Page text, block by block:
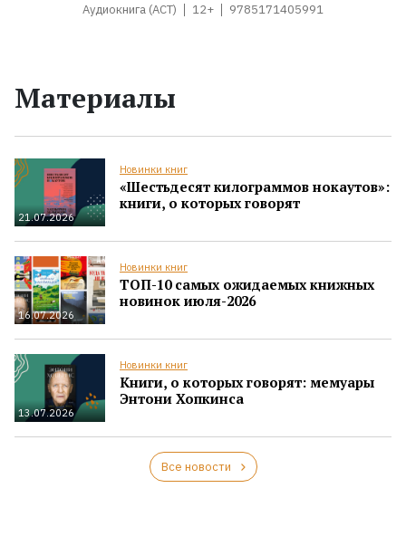
Аудиокнига (АСТ) 12+ 9785171405991
Материалы
21.07.2026
Новинки книг
«Шестьдесят килограммов нокаутов»:
книги, о которых говорят
16.07.2026
Новинки книг
ТОП-10 самых ожидаемых книжных
новинок июля-2026
13.07.2026
Новинки книг
Книги, о которых говорят: мемуары
Энтони Хопкинса
Все новости